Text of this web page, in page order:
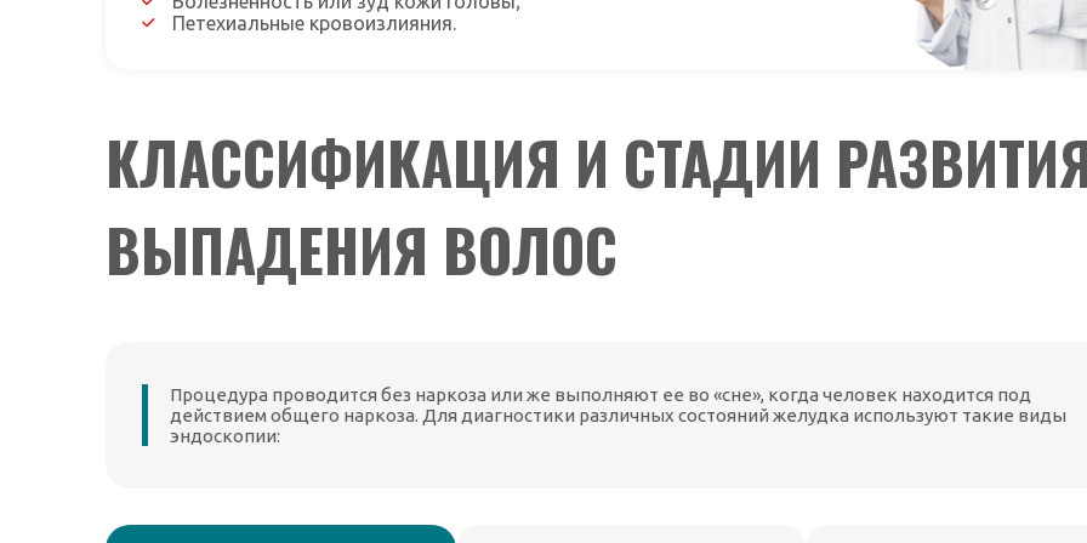
Петехиальные кровоизлияния.
КЛАССИФИКАЦИЯ И СТАДИИ
ВЫПАДЕНИЯ ВОЛОС
Процедура проводится без наркоза или же выполняют ее во «сне», когда человек находится под
действием общего наркоза. Для диагностики различных состояний желудка используют такие виды
эндоскопии: